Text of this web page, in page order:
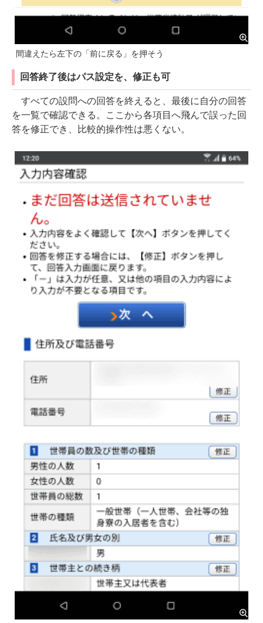
間違えたら左下の「前に戻る」を押そう
回答終了後はパス設定を、修正も可
すべての設問への回答を終えると、最後に自分の回答
を一覧で確認できる。ここから各項目へ飛んで誤った回
答を修正でき、比較的操作性は悪くない。